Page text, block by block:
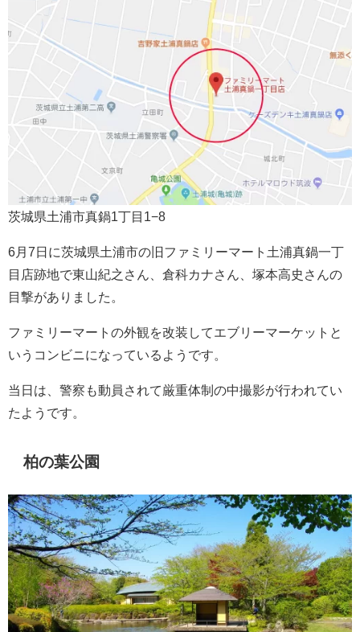
茨城県土浦市真鍋1丁目1−8
6月7日に茨城県土浦市の旧ファミリーマート土浦真鍋一丁
目店跡地で東山紀之さん、倉科カナさん、塚本高史さんの
目撃がありました。
ファミリーマートの外観を改装してエブリーマーケットと
いうコンビニになっているようです。
当日は、警察も動員されて厳重体制の中撮影が行われてい
たようです。
柏の葉公園